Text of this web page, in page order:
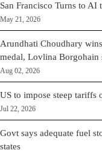
San Francisco Turns to AI
May 21, 2026
Arundhati Choudhary
medal, Lovlina Borgohain
Aug 02, 2026
US to impose steep tariffs
Jul 22, 2026
Govt says adequate fuel
states